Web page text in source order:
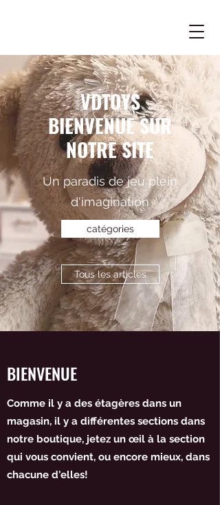
VDTOYS
BIENVENUE SUR
NOTRE SITE
Un paradis de jeu plein
d'imagination
catégories
Tous les articles
BIENVENUE
Comme il y a des étagères dans un
magasin, il y a différentes sections dans
notre boutique, jetez un œil à la section
qui vous convient, ou encore mieux, dans
chacune d'elles!